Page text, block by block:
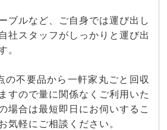
ブルなど、ご自身では運び出し
社スタッフがしっかりと運び出
。
の不要品から一軒家丸ごと回収
すので量に関係なくご利用いた
場合は最短即日にお伺いするこ
気軽にご相談ください。